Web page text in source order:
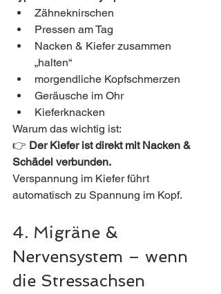
Zähneknirschen
Pressen am Tag
Nacken & Kiefer zusammen
„halten“
morgendliche Kopfschmerzen
Geräusche im Ohr
Kieferknacken
Warum das wichtig ist:
👉 Der Kiefer ist direkt mit Nacken &
Schädel verbunden.
Verspannung im Kiefer führt
automatisch zu Spannung im Kopf.
4. Migräne &
Nervensystem – wenn
die Stressachsen